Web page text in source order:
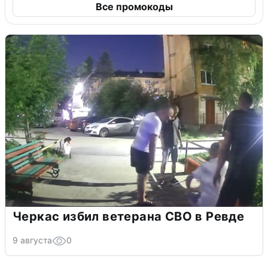
Все промокоды
Черкас избил ветерана СВО в Ревде
9 августа 0